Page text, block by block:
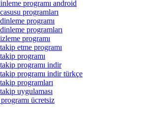
programı android
programları
programı
programları
programı
etme programı
programı
programı indir
programı indir türkçe
programları
uygulaması
ücretsiz